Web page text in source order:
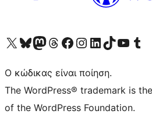
Visit our X (formerly Twitter) account
Visit our Bluesky account
Επισκεφθείτε τον λογαριασμό μας στο Mastodon
Visit our Threads account
Επισκεφτείτε τη σελίδα μας στο Facebook
Επισκεφθείτε τον λογαριασμό μας Instagram
Επισκεφθείτε τον λογαριασμό μας LinkedIn
Visit our TikTok account
Visit our YouTube
Visit our
Ο κώδικας είναι ποίηση.
The WordPress® trademark is
of the WordPress Foundation.